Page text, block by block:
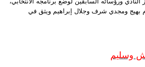
بهيج ومجدي شرف وجلال إبراهيم ويثق في
وسليم